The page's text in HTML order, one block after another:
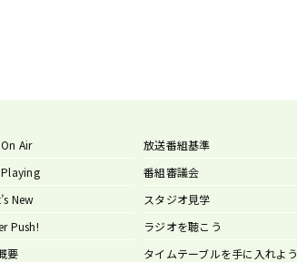
Air
New
Push!
要
放送番組基準
番組審議会
スタジオ見学
ラジオを聴こう
タイムテーブルを手に入れよう